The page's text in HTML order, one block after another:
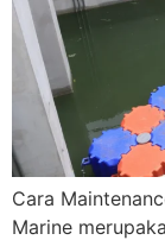
Cara
Marine